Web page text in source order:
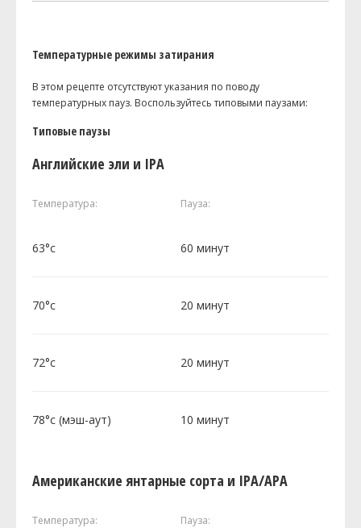
Температурные режимы затирания
В этом рецепте отсутствуют указания по поводу
температурных пауз. Воспользуйтесь типовыми паузами:
Типовые паузы
Английские эли и IPA
Температура: Пауза:
63°c 60 минут
70°c 20 минут
72°c 20 минут
78°c (мэш-аут) 10 минут
Американские янтарные сорта и IPA/APA
Температура: Пауза: